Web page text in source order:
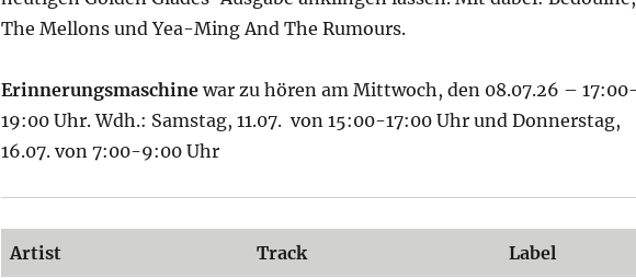
The Mellons und Yea-Ming And The Rumours.
Erinnerungsmaschinewar zu hören am Mittwoch, den 08.07.26 –
19:00 Uhr. Wdh.: Samstag, 11.07. von 15:00-17:00 Uhr und Donnerstag,
16.07. von 7:00-9:00 Uhr
Artist Track Label